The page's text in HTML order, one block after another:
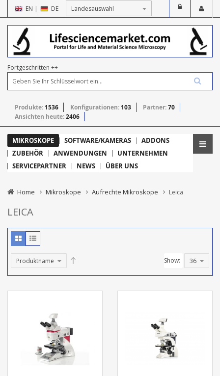
EN | DE
Fortgeschritten ++
Produkte: 1536 Konfigurationen: 103 Partner:70
Ansichten heute:2406
MIKROSKOPE SOFTWARE/KAMERAS
ADDONS
ZUBEHÖR
ANWENDUNGEN
UNTERNEHMEN
SERVICEPARTNER
NEWS ÜBER UNS
Home Mikroskope Aufrechte Mikroskope Leica
LEICA
Show: